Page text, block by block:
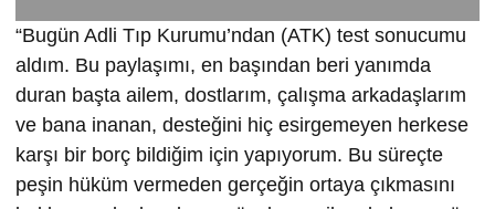
“Bugün Adli Tıp Kurumu’ndan (ATK) test sonucumu
aldım. Bu paylaşımı, en başından beri yanımda
duran başta ailem, dostlarım, çalışma arkadaşlarım
ve bana inanan, desteğini hiç esirgemeyen herkese
karşı bir borç bildiğim için yapıyorum. Bu süreçte
peşin hüküm vermeden gerçeğin ortaya çıkmasını